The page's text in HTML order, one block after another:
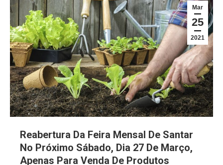
Mar
25
2021
Reabertura Da Feira Mensal De Santar
No Próximo Sábado, Dia 27 De Março,
Apenas Para Venda De Produtos